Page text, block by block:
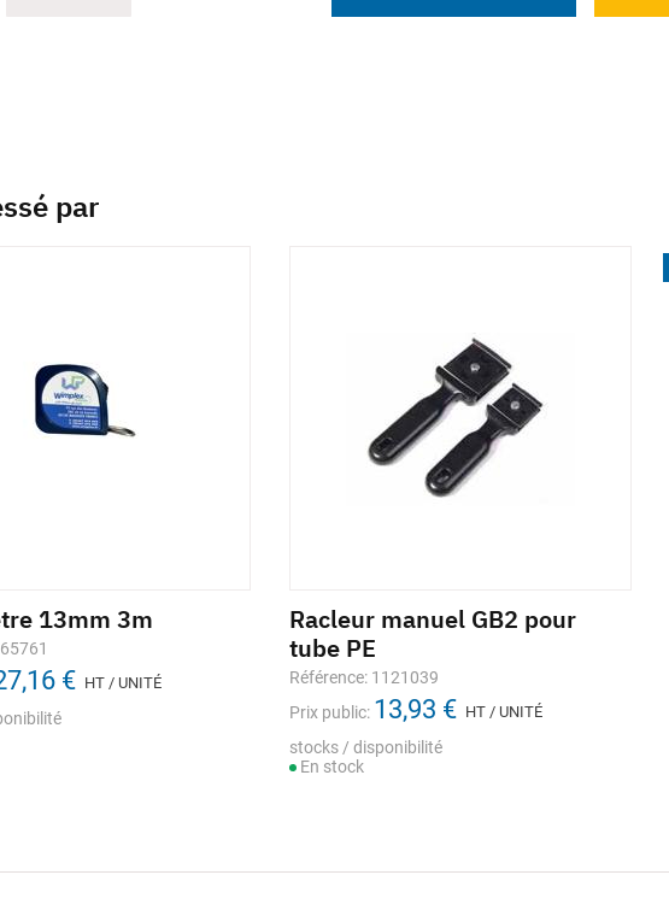
par
13mm 3m
€ HT / UNITÉ
Racleur manuel GB2 pour
tube PE
Référence: 1121039
Prix public: 13,93 € HT / UNITÉ
stocks / disponibilité
En stock